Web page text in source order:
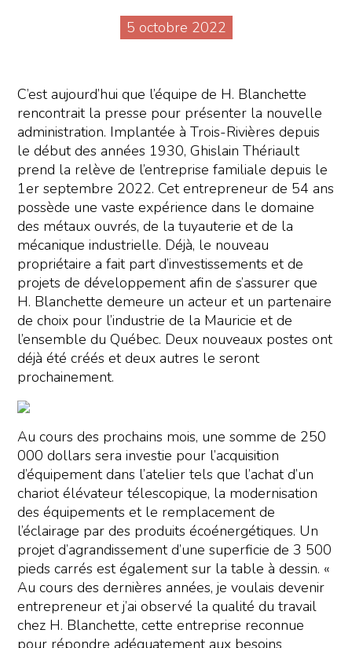
5 octobre 2022
C’est aujourd’hui que l’équipe de H. Blanchette
rencontrait la presse pour présenter la nouvelle
administration. Implantée à Trois-Rivières depuis
le début des années 1930, Ghislain Thériault
prend la relève de l’entreprise familiale depuis le
1er septembre 2022. Cet entrepreneur de 54 ans
possède une vaste expérience dans le domaine
des métaux ouvrés, de la tuyauterie et de la
mécanique industrielle. Déjà, le nouveau
propriétaire a fait part d’investissements et de
projets de développement afin de s’assurer que
H. Blanchette demeure un acteur et un partenaire
de choix pour l’industrie de la Mauricie et de
l’ensemble du Québec. Deux nouveaux postes ont
déjà été créés et deux autres le seront
prochainement.
Au cours des prochains mois, une somme de 250
000 dollars sera investie pour l’acquisition
d’équipement dans l’atelier tels que l’achat d’un
chariot élévateur télescopique, la modernisation
des équipements et le remplacement de
l’éclairage par des produits écoénergétiques. Un
projet d’agrandissement d’une superficie de 3 500
pieds carrés est également sur la table à dessin. «
Au cours des dernières années, je voulais devenir
entrepreneur et j’ai observé la qualité du travail
chez H. Blanchette, cette entreprise reconnue